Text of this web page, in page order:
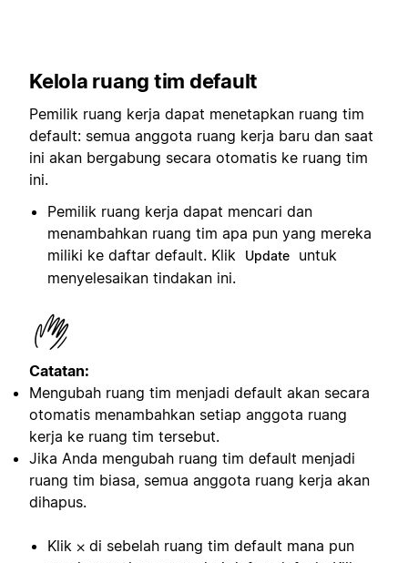
Kelola ruang tim default
Pemilik ruang kerja dapat menetapkan ruang tim
default: semua anggota ruang kerja baru dan saat
ini akan bergabung secara otomatis ke ruang tim
ini.
Pemilik ruang kerja dapat mencari dan
menambahkan ruang tim apa pun yang mereka
miliki ke daftar default. Klik
Update
untuk
menyelesaikan tindakan ini.
Catatan:
Mengubah ruang tim menjadi default akan secara
otomatis menambahkan setiap anggota ruang
kerja ke ruang tim tersebut.
Jika Anda mengubah ruang tim default menjadi
ruang tim biasa, semua anggota ruang kerja akan
dihapus.
Klik ⨉ di sebelah ruang tim default mana pun